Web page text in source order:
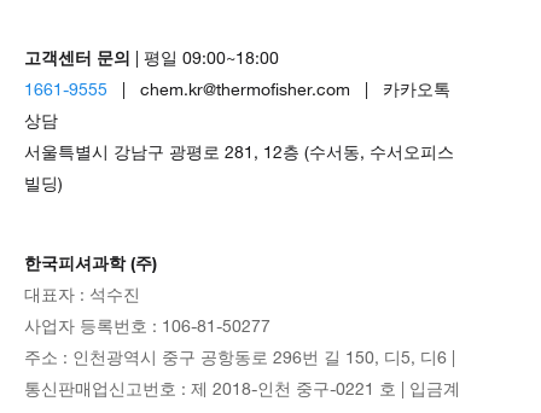
고객센터 문의 | 평일 09:00~18:00
1661-9555 | chem.kr@thermofisher.com | 카카오톡
상담
서울특별시 강남구 광평로 281, 12층 (수서동, 수서오피스
빌딩)
한국피셔과학 (주)
대표자 : 석수진
사업자 등록번호 : 106-81-50277
주소 : 인천광역시 중구 공항동로 296번 길 150, 디5, 디6 |
통신판매업신고번호 : 제 2018-인천 중구-0221 호 | 입금계